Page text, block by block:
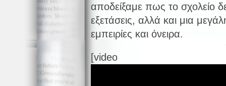
αποδείξαμε πως το σχολείο
εξετάσεις, αλλά και μια
εμπειρίες και όνειρα.
[video